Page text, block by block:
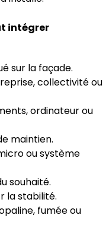
intégrer
sur la façade.
collectivité ou
ordinateur ou
maintien.
ou système
souhaité.
la stabilité.
fumée ou